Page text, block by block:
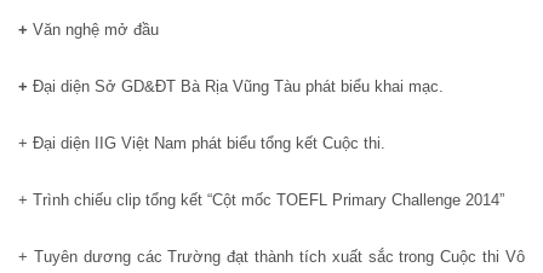
+ Văn nghệ mở đầu
+ Đại diện Sở GD&ĐT Bà Rịa Vũng Tàu phát biểu khai mạc.
+ Đại diện IIG Việt Nam phát biểu tổng kết Cuộc thi.
+ Trình chiếu clip tổng kết “Cột mốc TOEFL Primary Challenge 2014”
+ Tuyên dương các Trường đạt thành tích xuất sắc trong Cuộc thi Vô